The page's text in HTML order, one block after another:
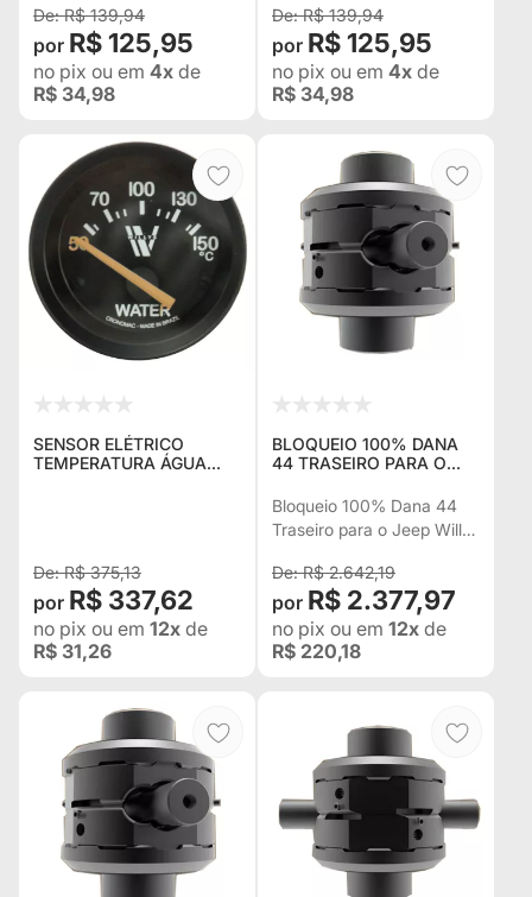
R$ 139,94
R$ 125,95
no pix ou em 4x de
R$ 34,98
R$ 139,94
R$ 125,95
no pix ou em 4x de
R$ 34,98
SENSOR ELÉTRICO
TEMPERATURA ÁGUA
R$ 375,13
R$ 337,62
no pix ou em 12x de
R$ 31,26
BLOQUEIO 100% DANA
44 TRASEIRO PARA O
Bloqueio 100% Dana 44
Traseiro para o Jeep Willys
R$ 2.642,19
R$ 2.377,97
no pix ou em 12x de
R$ 220,18